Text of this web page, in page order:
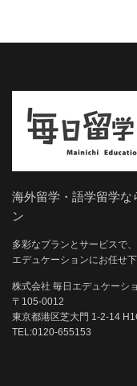
海外留学・語学留学な
ン
多彩なプランとサービスで
エデュケーションにお任せ下
株式会社 毎日エデュケーシ
〒105-0012
東京都港区芝大門 1-2-14
TEL:0120-655153